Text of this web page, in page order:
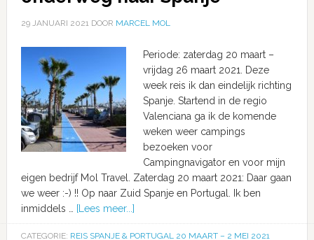
29 JANUARI 2021DOOR MARCEL MOL
Periode: zaterdag 20 maart –
vrijdag 26 maart 2021. Deze
week reis ik dan eindelijk richting
Spanje. Startend in de regio
Valenciana ga ik de komende
weken weer campings
bezoeken voor
Campingnavigator en voor mijn
eigen bedrijf Mol Travel. Zaterdag 20 maart 2021: Daar gaan
we weer :-) !! Op naar Zuid Spanje en Portugal. Ik ben
inmiddels …
[Lees meer...]
CATEGORIE: REIS SPANJE & PORTUGAL 20 MAART – 2 MEI 2021